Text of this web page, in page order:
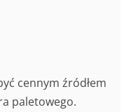
cennym źródłem
paletowego.